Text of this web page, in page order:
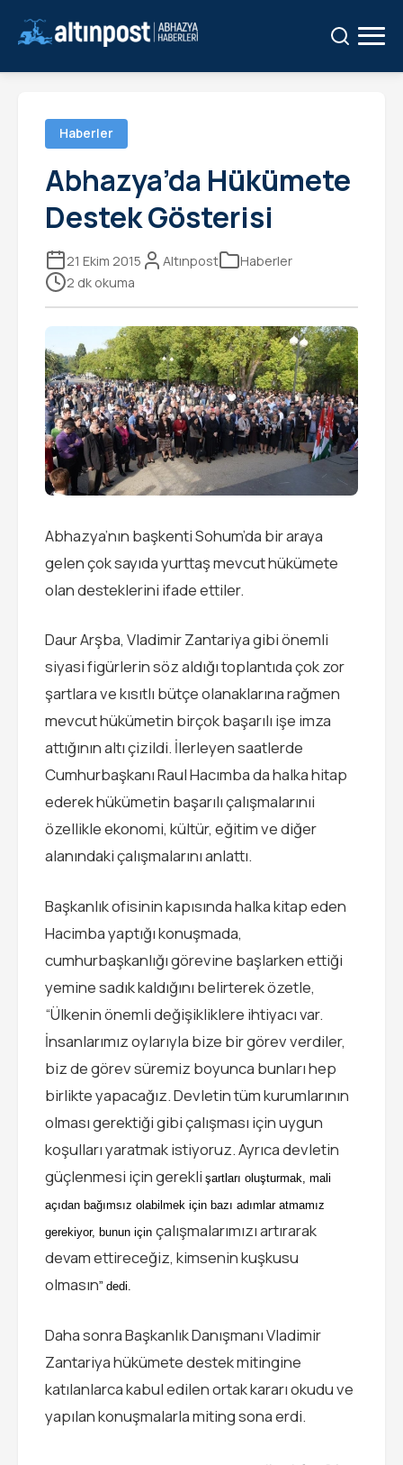
Haberler
Abhazya’da Hükümete
Destek Gösterisi
21 Ekim 2015 Altınpost
Haberler
2 dk okuma
Abhazya’nın başkenti Sohum’da bir araya
gelen çok sayıda yurttaş mevcut hükümete
olan desteklerini ifade ettiler.
Daur Arşba, Vladimir Zantariya gibi önemli
siyasi figürlerin söz aldığı toplantıda çok zor
şartlara ve kısıtlı bütçe olanaklarına rağmen
mevcut hükümetin birçok başarılı işe imza
attığının altı çizildi. İlerleyen saatlerde
Cumhurbaşkanı Raul Hacımba da halka hitap
ederek hükümetin başarılı çalışmalarınıi
özellikle ekonomi, kültür, eğitim ve diğer
alanındaki çalışmalarını anlattı.
Başkanlık ofisinin kapısında halka kitap eden
Hacimba yaptığı konuşmada,
cumhurbaşkanlığı görevine başlarken ettiği
yemine sadık kaldığını belirterek özetle,
“Ülkenin önemli değişikliklere ihtiyacı var.
İnsanlarımız oylarıyla bize bir görev verdiler,
biz de görev süremiz boyunca bunları hep
birlikte yapacağız. Devletin tüm kurumlarının
olması gerektiği gibi çalışması için uygun
koşulları yaratmak istiyoruz. Ayrıca devletin
güçlenmesi için gerekli şartları oluşturmak, mali
açıdan bağımsız olabilmek için bazı adımlar atmamız
gerekiyor, bunun için çalışmalarımızı artırarak
devam ettireceğiz, kimsenin kuşkusu
olmasın” dedi.
Daha sonra Başkanlık Danışmanı Vladimir
Zantariya hükümete destek mitingine
katılanlarca kabul edilen ortak kararı okudu ve
yapılan konuşmalarla miting sona erdi.